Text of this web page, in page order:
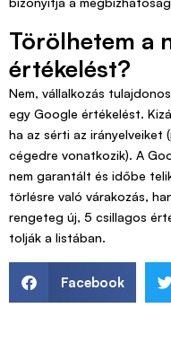
Törölhetem a
értékelést?
Nem, vállalkozás
egy Google értékelést.
ha az sérti az irányelveiket
cégedre vonatkozik). A
nem garantált és időbe
törlésre való várakozás,
rengeteg új, 5 csillagos
tolják a listában.
Facebook